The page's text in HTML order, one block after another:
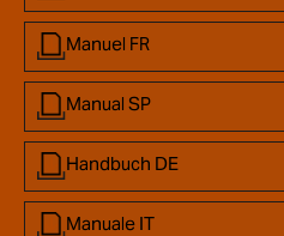
Manuel FR
Manual SP
Handbuch DE
Manuale IT